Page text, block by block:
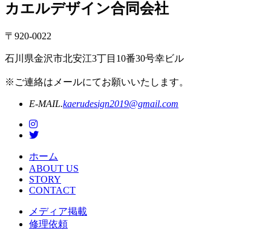
カエルデザイン合同会社
〒920-0022
石川県金沢市北安江3丁目10番30号幸ビル
※ご連絡はメールにてお願いいたします。
E-MAIL.kaerudesign2019@gmail.com
ホーム
ABOUT US
STORY
CONTACT
メディア掲載
修理依頼